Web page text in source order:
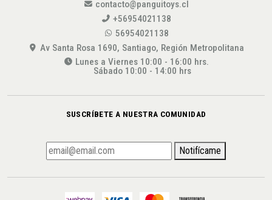
contacto@panguitoys.cl
+56954021138
56954021138
Av Santa Rosa 1690, Santiago, Región Metropolitana
Lunes a Viernes 10:00 - 16:00 hrs.
Sábado 10:00 - 14:00 hrs
SUSCRÍBETE A NUESTRA COMUNIDAD
Notifícame